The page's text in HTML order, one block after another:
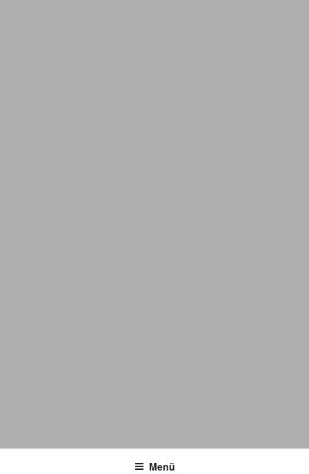
DER MIXER
Frankfurt
Menü